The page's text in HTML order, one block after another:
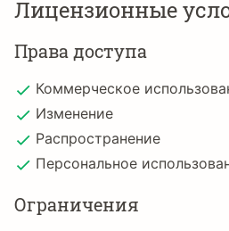
Лицензионные
Права доступа
Коммерческое
Изменение
Распространение
Персональное
Ограничения